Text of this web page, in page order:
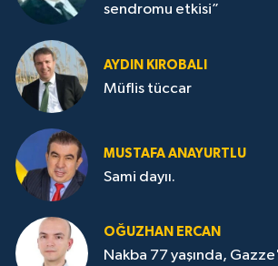
sendromu etkisi”
AYDIN KIROBALI
Müflis tüccar
MUSTAFA ANAYURTLU
Sami dayıı.
OĞUZHAN ERCAN
Nakba 77 yaşında,